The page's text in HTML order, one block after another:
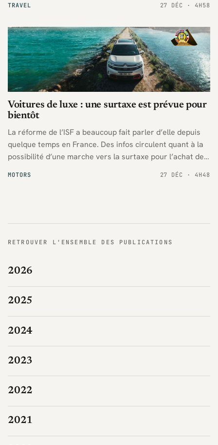
TRAVEL 27 DÉC · 4H58
MOTORS
Voitures de luxe : une surtaxe est prévue pour
bientôt
La réforme de l’ISF a beaucoup fait parler d’elle depuis
quelque temps en France. Des infos circulent quant à la
possibilité d’une marche vers la surtaxe pour l’achat de
27 DÉC · 4H48
RETROUVER L'ENSEMBLE DES PUBLICATIONS
2026
2025
2024
2023
2022
2021